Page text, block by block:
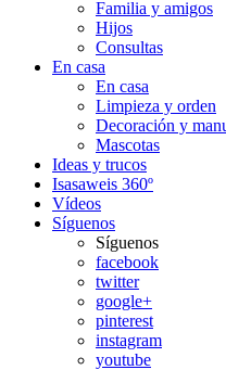
Familia y amigos
Hijos
Consultas
En casa
En casa
Limpieza y orden
Decoración y
Mascotas
Ideas y trucos
Isasaweis 360º
Vídeos
Síguenos
Síguenos
facebook
twitter
google+
pinterest
instagram
youtube